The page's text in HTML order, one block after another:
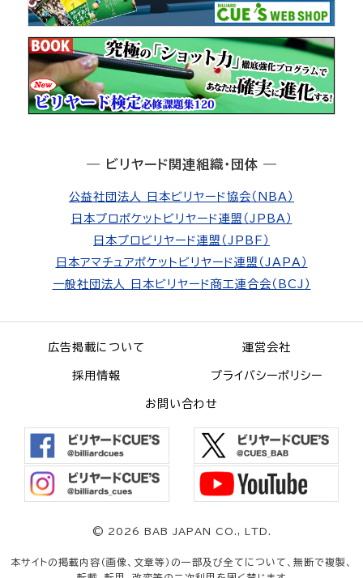
― ビリヤード関連組織・団体 ―
公益社団法人 日本ビリヤード協会（NBA）
日本プロポケットビリヤード連盟（JPBA）
日本プロビリヤード連盟（JPBF）
日本アマチュアポケットビリヤード連盟（JAPA）
一般社団法人 日本ビリヤード商工連合会（BCJ）
広告掲載について 運営会社
採用情報 プライバシーポリシー
お問い合わせ
© 2026 BAB JAPAN CO., LTD.
本サイトの掲載内容（画像、文章等）の一部及び全てについて、無断で複製、